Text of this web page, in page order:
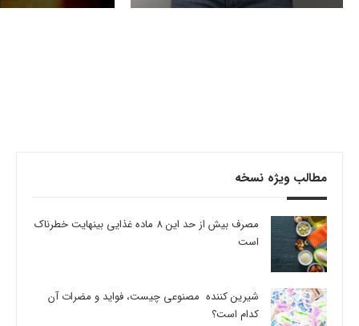
مطالب ویژه نسخه
مصرف بیش از حد این 8 ماده غذایی بینهایت خطرناک
است
شیرین کننده مصنوعی چیست، فواید و مضرات آن
کدام است؟